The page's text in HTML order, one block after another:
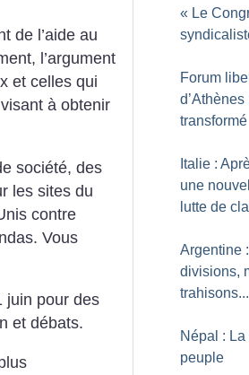
de l’aide au
l’argument
et celles qui
à obtenir
société, des
les sites du
contre
Vous
juin pour des
et débats.
« Le
Forum
d’Athènes
transformé
Italie :
une
lutte de
Argentine
divisions,
trahisons...
Népal : La
peuple